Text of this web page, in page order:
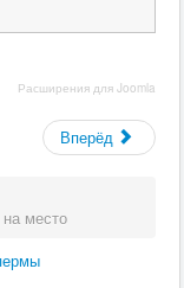
Расширения для Joomla
Вперёд
место